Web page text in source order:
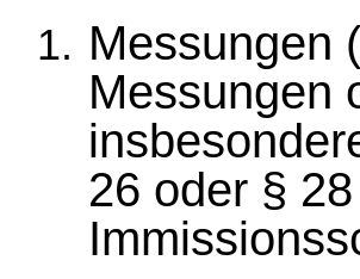
Messungen
Messungen
26 oder §